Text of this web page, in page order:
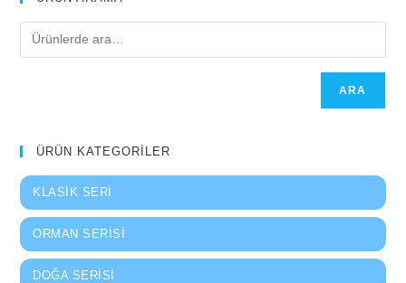
ARA
ÜRÜN KATEGORİLER
KLASIK SERI
ORMAN SERISI
DOĞA SERISI